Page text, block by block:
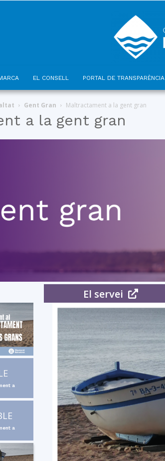
EL CONSELL PORTAL DE TRANSPARÈNCIA
Gent Gran Maltractament a la gent gran
a la gent gran
El servei
a
a